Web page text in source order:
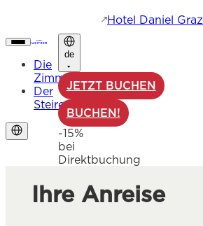
Hotel Daniel Graz
Die
Zimmer
Der
Steirer
de
JETZT BUCHEN
BUCHEN!
-15%
bei
Direktbuchung
Ihre Anreise